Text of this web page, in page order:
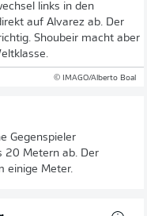
links in den
auf Alvarez ab. Der
Shoubeir macht aber
© IMAGO/Alberto Boal
Gegenspieler
20 Metern ab. Der
einige Meter.